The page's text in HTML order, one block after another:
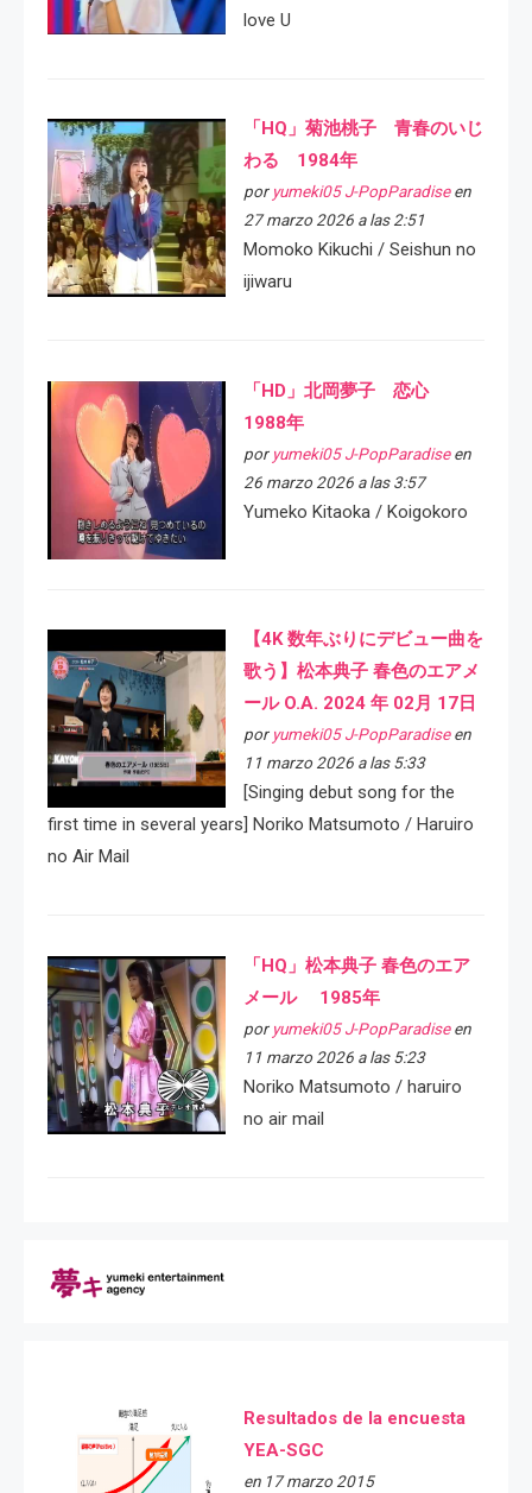
love U
「HQ」菊池桃子 青春のいじ
わる 1984年
por yumeki05 J-PopParadiseen
27 marzo 2026 a las 2:51
Momoko Kikuchi / Seishun no
ijiwaru
「HD」北岡夢子 恋心
1988年
por yumeki05 J-PopParadiseen
26 marzo 2026 a las 3:57
Yumeko Kitaoka / Koigokoro
【4K 数年ぶりにデビュー曲を
歌う】松本典子 春色のエアメ
ール O.A. 2024 年 02月 17日
por yumeki05 J-PopParadiseen
11 marzo 2026 a las 5:33
[Singing debut song for the
first time in several years] Noriko Matsumoto / Haruiro
no Air Mail
「HQ」松本典子 春色のエア
メール 1985年
por yumeki05 J-PopParadiseen
11 marzo 2026 a las 5:23
Noriko Matsumoto / haruiro
no air mail
Resultados de la encuesta
YEA-SGC
en 17 marzo 2015